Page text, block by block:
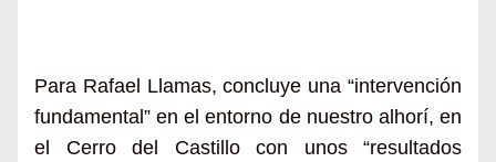
Para Rafael Llamas, concluye una “intervención
fundamental” en el entorno de nuestro alhorí, en
el Cerro del Castillo con unos “resultados